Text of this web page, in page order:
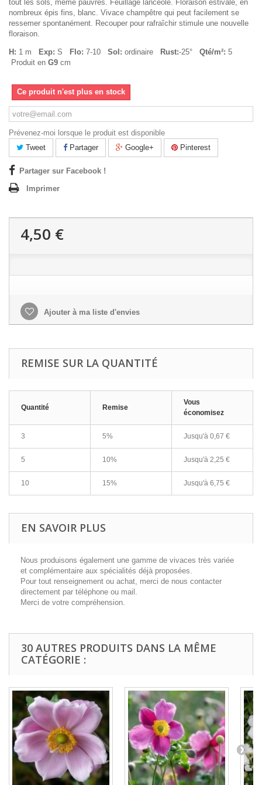
tout les sols, même pauvres. Feuillage lancéolé. Floraison estivale, en
nombreux épis fins, blanc. Vivace champêtre qui peut facilement se
ressemer spontanément. Recouper pour rafraîchir stimule une nouvelle
floraison.
H: 1 m Exp: S Flo: 7-10 Sol: ordinaire Rust:-25° Qté/m²: 5
Produit en G9 cm
Ce produit n'est plus en stock
Prévenez-moi lorsque le produit est disponible
Tweet
Partager Google+ Pinterest
Partager sur Facebook !
Imprimer
4,50 €
Ajouter à ma liste d'envies
REMISE SUR LA QUANTITÉ
Quantité Remise
Vous
économisez
3 5% Jusqu'à 0,67 €
5 10% Jusqu'à 2,25 €
10 15% Jusqu'à 6,75 €
EN SAVOIR PLUS
Nous produisons également une gamme de vivaces très variée
et complémentaire aux spécialités déjà proposées.
Pour tout renseignement ou achat, merci de nous contacter
directement par téléphone ou mail.
Merci de votre compréhension.
30 AUTRES PRODUITS DANS LA MÊME
CATÉGORIE :